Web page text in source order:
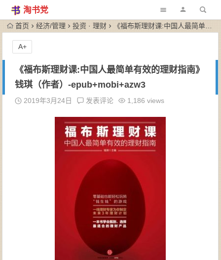
淘书党
首页 经济/管理 投资 · 理财 《福布斯理财课:中国人最简单有效的理财指南》钱琪（作者）-epub+mobi+azw3
《福布斯理财课:中国人最简单有效的理财指南》
钱琪（作者）-epub+mobi+azw3
2019年3月24日 发表评论 1,186 views
A+